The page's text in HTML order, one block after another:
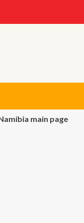
main page